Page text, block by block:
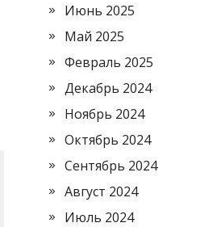
Июнь 2025
Май 2025
Февраль 2025
Декабрь 2024
Ноябрь 2024
Октябрь 2024
Сентябрь 2024
Август 2024
Июль 2024